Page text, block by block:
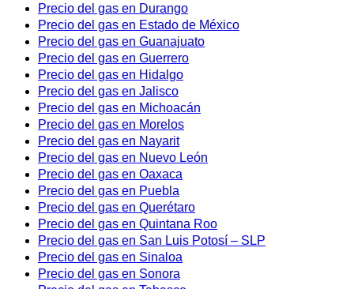
Precio del gas en Durango
Precio del gas en Estado de México
Precio del gas en Guanajuato
Precio del gas en Guerrero
Precio del gas en Hidalgo
Precio del gas en Jalisco
Precio del gas en Michoacán
Precio del gas en Morelos
Precio del gas en Nayarit
Precio del gas en Nuevo León
Precio del gas en Oaxaca
Precio del gas en Puebla
Precio del gas en Querétaro
Precio del gas en Quintana Roo
Precio del gas en San Luis Potosí – SLP
Precio del gas en Sinaloa
Precio del gas en Sonora